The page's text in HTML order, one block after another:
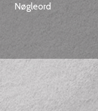
Nøgleord